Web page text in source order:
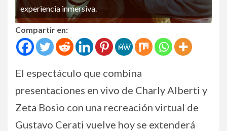
experiencia inmersiva.
Compartir en:
El espectáculo que combina
presentaciones en vivo de Charly Alberti y
Zeta Bosio con una recreación virtual de
Gustavo Cerati vuelve hoy se extenderá